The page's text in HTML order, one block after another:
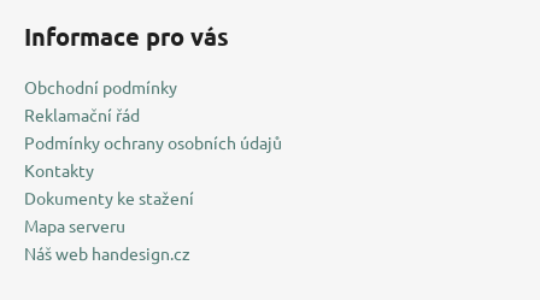
Informace pro vás
Obchodní podmínky
Reklamační řád
Podmínky ochrany osobních údajů
Kontakty
Dokumenty ke stažení
Mapa serveru
Náš web handesign.cz